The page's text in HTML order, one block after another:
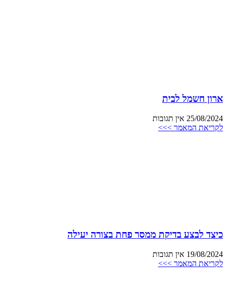
ארון חשמל לבית
25/08/2024 אין תגובות
לקריאת המאמר >>>
כיצד לבצע בדיקת ממסר פחת בצורה יעילה
19/08/2024 אין תגובות
לקריאת המאמר >>>